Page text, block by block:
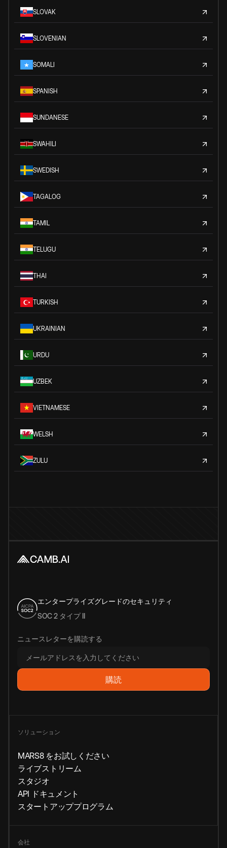
SLOVAK
SLOVENIAN
SOMALI
SPANISH
SUNDANESE
SWAHILI
SWEDISH
TAGALOG
TAMIL
TELUGU
THAI
TURKISH
UKRAINIAN
URDU
UZBEK
VIETNAMESE
WELSH
ZULU
エンタープライズグレードのセキュリティ
SOC 2 タイプ II
ニュースレターを購読する
ソリューション
MARS8 をお試しください
ライブストリーム
スタジオ
API ドキュメント
スタートアッププログラム
会社